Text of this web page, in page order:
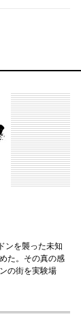
ンを襲った未知
た。その真の感
の街を実験場